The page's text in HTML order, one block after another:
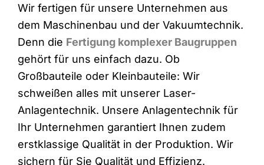
Wir fertigen für unsere Unternehmen aus
dem Maschinenbau und der Vakuumtechnik.
Denn die Fertigung komplexer Baugruppen
gehört für uns einfach dazu. Ob
Großbauteile oder Kleinbauteile: Wir
schweißen alles mit unserer Laser-
Anlagentechnik. Unsere Anlagentechnik für
Ihr Unternehmen garantiert Ihnen zudem
erstklassige Qualität in der Produktion. Wir
sichern für Sie Qualität und Effizienz.